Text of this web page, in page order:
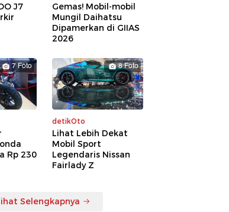
J7
Gemas! Mobil-mobil
Mungil Daihatsu
Dipamerkan di GIIAS
2026
7 Foto
Rp 230
8 Foto
detikOto
Lihat Lebih Dekat
Mobil Sport
Legendaris Nissan
Fairlady Z
Selengkapnya